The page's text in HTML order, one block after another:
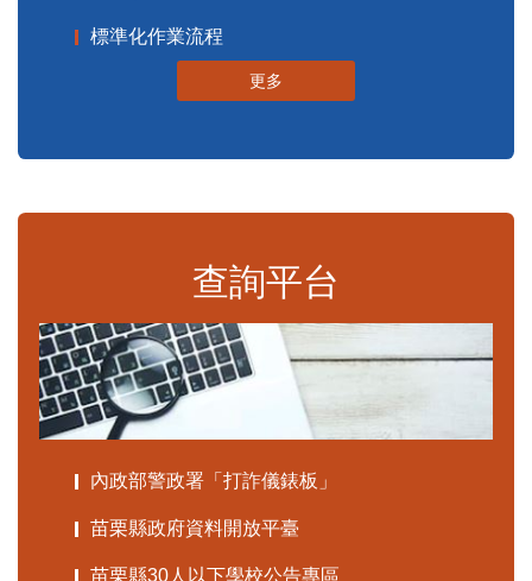
標準化作業流程
更多
查詢平台
內政部警政署「打詐儀錶板」
苗栗縣政府資料開放平臺
苗栗縣30人以下學校公告專區